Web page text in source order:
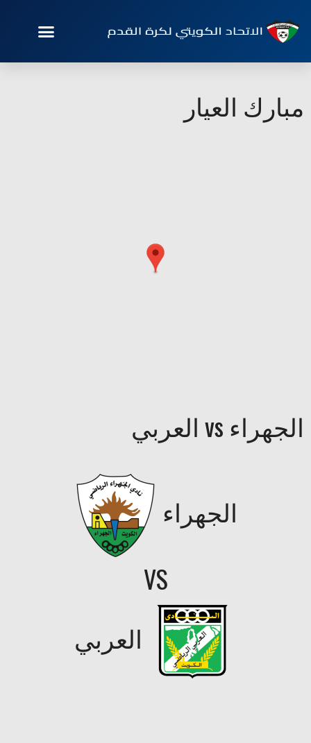
مبارك العيار
الجهراء vs العربي
الجهراء
VS
العربي